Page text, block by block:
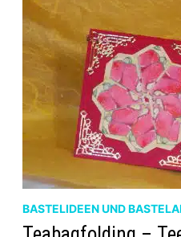
BASTELIDEEN UND